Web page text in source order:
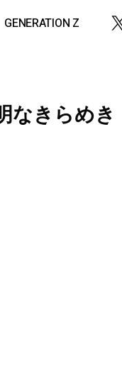
GENERATION Z
なきらめき